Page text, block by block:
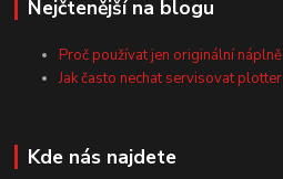
Nejčtenější na blogu
Proč používat jen originální náplně
Jak často nechat servisovat plotter
Kde nás najdete